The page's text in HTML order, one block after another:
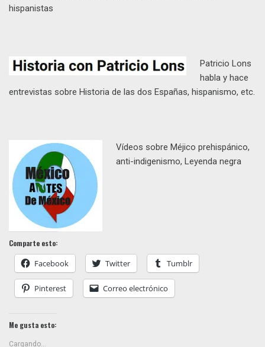
hispanistas
Patricio Lons
habla y hace
entrevistas sobre Historia de las dos Españas, hispanismo, etc.
Vídeos sobre Méjico prehispánico,
anti-indigenismo, Leyenda negra
Comparte esto:
Facebook Twitter Tumblr
Pinterest Correo electrónico
Me gusta esto:
Cargando...